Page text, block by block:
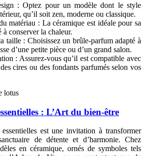
: Optez pour un modèle dont le style
qu’il soit zen, moderne ou classique.
: La céramique est idéale pour sa
à conserver la chaleur.
: Choisissez un brûle-parfum adapté à
d’une petite pièce ou d’un grand salon.
: Assurez-vous qu’il est compatible avec
cires ou des fondants parfumés selon vos
: L’Art du bien-être
est une invitation à transformer
de détente et d’harmonie. Chez
en céramique, ornés de symboles tels